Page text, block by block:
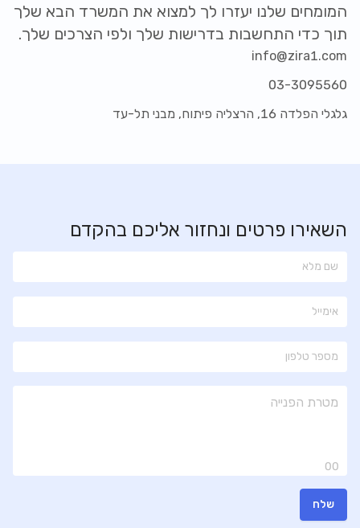
המומחים שלנו יעזרו לך למצוא את המשרד הבא שלך
תוך כדי התחשבות בדרישות שלך ולפי הצרכים שלך.
info@zira1.com
03-3095560
גלגלי הפלדה 16, הרצליה פיתוח, מבני תל-עד
השאירו פרטים ונחזור אליכם בהקדם
00
שלח